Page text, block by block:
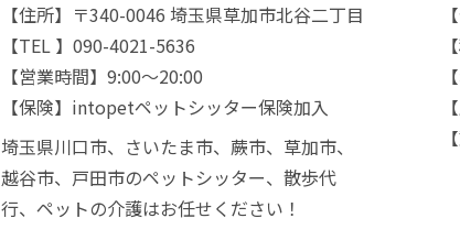
【住所】〒340-0046 埼玉県草加市北谷二丁目
【TEL 】090-4021-5636
【営業時間】9:00～20:00
【保険】intopetペットシッター保険加入
埼玉県川口市、さいたま市、蕨市、草加市、
越谷市、戸田市のペットシッター、散歩代
行、ペットの介護はお任せください！